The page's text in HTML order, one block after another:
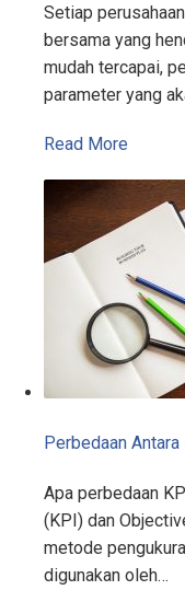
Setiap
bersama yang
mudah tercapai,
parameter yang
Read More
Perbedaan Antara
Apa perbedaan
(KPI) dan
metode
digunakan oleh…